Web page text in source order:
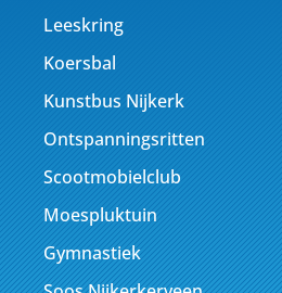
Leeskring
Koersbal
Kunstbus Nijkerk
Ontspanningsritten
Scootmobielclub
Moespluktuin
Gymnastiek